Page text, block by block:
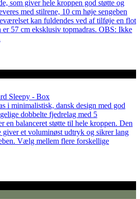
som giver hele kroppen god støtte og
med stilrene, 10 cm høje sengeben
kan fuldendes ved af tilføje en flot
er 57 cm eksklusiv topmadras. OBS: Ikke
Sleepy - Box
i minimalistisk, dansk design med god
dobbelte fjedrelag med 5
en balanceret støtte til hele kroppen. Den
giver et voluminøst udtryk og sikrer lang
Vælg mellem flere forskellige